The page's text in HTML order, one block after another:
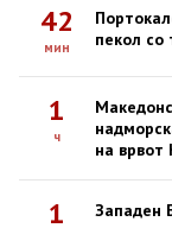
42
мин
пекол со
1
ч
на врвот
1
Западен